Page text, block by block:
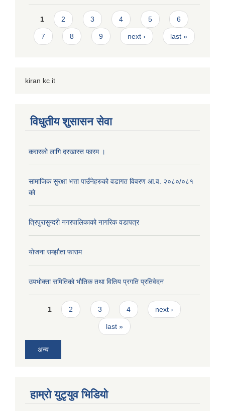
Pages
1 2 3 4 5 6
7 8 9 next › last »
kiran kc it
विधुतीय शुसासन सेवा
करारको लागि दरखास्त फारम ।
सामाजिक सुरक्षा भत्ता पाउँनेहरुको वडागत विवरण आ.व. २०८०/०८१
को
त्रिपुरासुन्दरी नगरपालिकाको नागरिक वडापत्र
याेजना सम्झौता फाराम
उपभाेक्ता समितिकाे भाैतिक तथा वितिय प्रगति प्रतिवेदन
Pages
1 2 3 4 next ›
last »
अन्य
हाम्राे युटृयुव भिडियाे